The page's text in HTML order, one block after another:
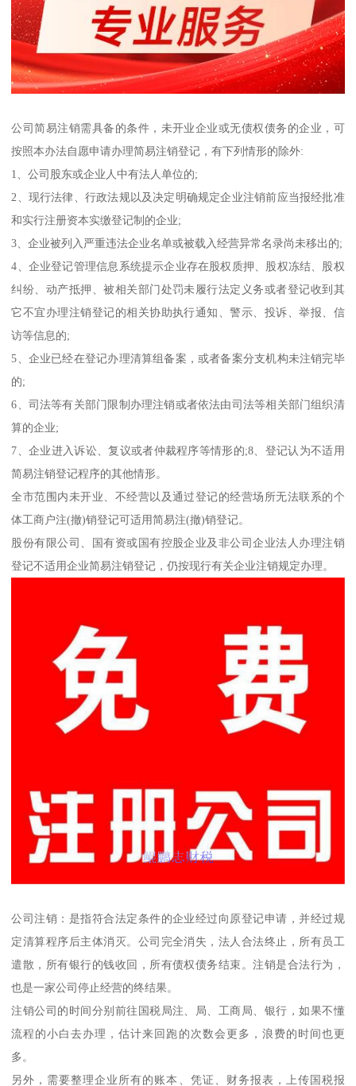
公司简易注销需具备的条件，未开业企业或无债权债务的企业，可
按照本办法自愿申请办理简易注销登记，有下列情形的除外:
1、公司股东或企业人中有法人单位的;
2、现行法律、行政法规以及决定明确规定企业注销前应当报经批准
和实行注册资本实缴登记制的企业;
3、企业被列入严重违法企业名单或被载入经营异常名录尚未移出的;
4、企业登记管理信息系统提示企业存在股权质押、股权冻结、股权
纠纷、动产抵押、被相关部门处罚未履行法定义务或者登记收到其
它不宜办理注销登记的相关协助执行通知、警示、投诉、举报、信
访等信息的;
5、企业已经在登记办理清算组备案，或者备案分支机构未注销完毕
的;
6、司法等有关部门限制办理注销或者依法由司法等相关部门组织清
算的企业;
7、企业进入诉讼、复议或者仲裁程序等情形的;8、登记认为不适用
简易注销登记程序的其他情形。
全市范围内未开业、不经营以及通过登记的经营场所无法联系的个
体工商户注(撤)销登记可适用简易注(撤)销登记。
股份有限公司、国有资或国有控股企业及非公司企业法人办理注销
登记不适用企业简易注销登记，仍按现行有关企业注销规定办理。
公司注销：是指符合法定条件的企业经过向原登记申请，并经过规
定清算程序后主体消灭。公司完全消失，法人合法终止，所有员工
遣散，所有银行的钱收回，所有债权债务结束。注销是合法行为，
也是一家公司停止经营的终结果。
注销公司的时间分别前往国税局注、局、工商局、银行，如果不懂
流程的小白去办理，估计来回跑的次数会更多，浪费的时间也更
多。
另外，需要整理企业所有的账本、凭证、财务报表，上传国税报